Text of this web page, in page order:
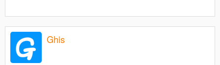
Ghis